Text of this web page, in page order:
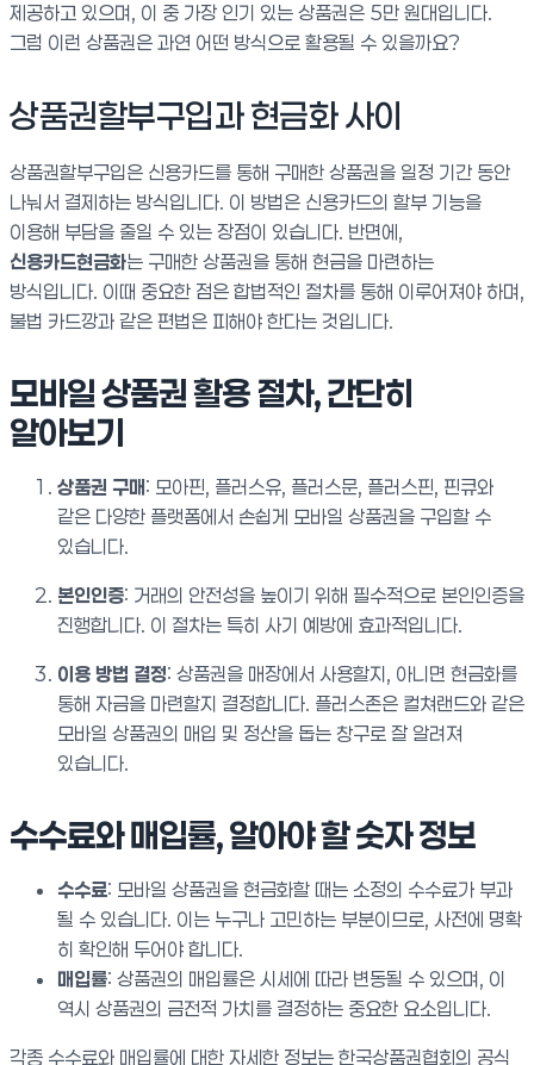
제공하고 있으며, 이 중 가장 인기 있는 상품권은 5만 원대입니다.
그럼 이런 상품권은 과연 어떤 방식으로 활용될 수 있을까요?
상품권할부구입과 현금화 사이
상품권할부구입은 신용카드를 통해 구매한 상품권을 일정 기간 동안
나눠서 결제하는 방식입니다. 이 방법은 신용카드의 할부 기능을
이용해 부담을 줄일 수 있는 장점이 있습니다. 반면에,
신용카드현금화는 구매한 상품권을 통해 현금을 마련하는
방식입니다. 이때 중요한 점은 합법적인 절차를 통해 이루어져야 하며,
불법 카드깡과 같은 편법은 피해야 한다는 것입니다.
모바일 상품권 활용 절차, 간단히
알아보기
상품권 구매: 모아핀, 플러스유, 플러스문, 플러스핀, 핀큐와
같은 다양한 플랫폼에서 손쉽게 모바일 상품권을 구입할 수
있습니다.
본인인증: 거래의 안전성을 높이기 위해 필수적으로 본인인증을
진행합니다. 이 절차는 특히 사기 예방에 효과적입니다.
이용 방법 결정: 상품권을 매장에서 사용할지, 아니면 현금화를
통해 자금을 마련할지 결정합니다. 플러스존은 컬쳐랜드와 같은
모바일 상품권의 매입 및 정산을 돕는 창구로 잘 알려져
있습니다.
수수료와 매입률, 알아야 할 숫자 정보
수수료: 모바일 상품권을 현금화할 때는 소정의 수수료가 부과
될 수 있습니다. 이는 누구나 고민하는 부분이므로, 사전에 명확
히 확인해 두어야 합니다.
매입률: 상품권의 매입률은 시세에 따라 변동될 수 있으며, 이
역시 상품권의 금전적 가치를 결정하는 중요한 요소입니다.
각종 수수료와 매입률에 대한 자세한 정보는 한국상품권협회의 공식